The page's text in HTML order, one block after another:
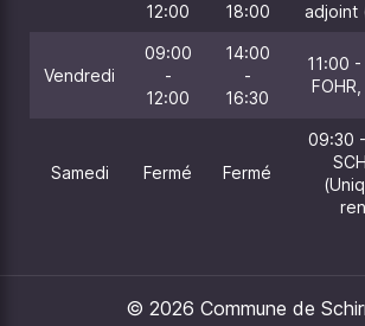
12:00
18:00
adjoint
Vendredi
09:00
-
12:00
14:00
-
16:30
11:00
Samedi Fermé Fermé
09:30
© 2026 Commune de